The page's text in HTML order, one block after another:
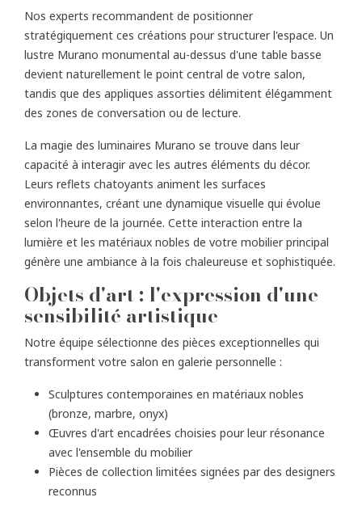
Nos experts recommandent de positionner
stratégiquement ces créations pour structurer l'espace. Un
lustre Murano monumental au-dessus d'une table basse
devient naturellement le point central de votre salon,
tandis que des appliques assorties délimitent élégamment
des zones de conversation ou de lecture.
La magie des luminaires Murano se trouve dans leur
capacité à interagir avec les autres éléments du décor.
Leurs reflets chatoyants animent les surfaces
environnantes, créant une dynamique visuelle qui évolue
selon l'heure de la journée. Cette interaction entre la
lumière et les matériaux nobles de votre mobilier principal
génère une ambiance à la fois chaleureuse et sophistiquée.
Objets d'art : l'expression d'une
sensibilité artistique
Notre équipe sélectionne des pièces exceptionnelles qui
transforment votre salon en galerie personnelle :
Sculptures contemporaines en matériaux nobles
(bronze, marbre, onyx)
Œuvres d'art encadrées choisies pour leur résonance
avec l'ensemble du mobilier
Pièces de collection limitées signées par des designers
reconnus